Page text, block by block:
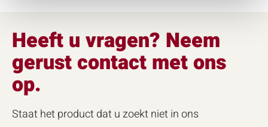
Heeft u vragen? Neem
gerust contact met ons
op.
Staat het product dat u zoekt niet in ons